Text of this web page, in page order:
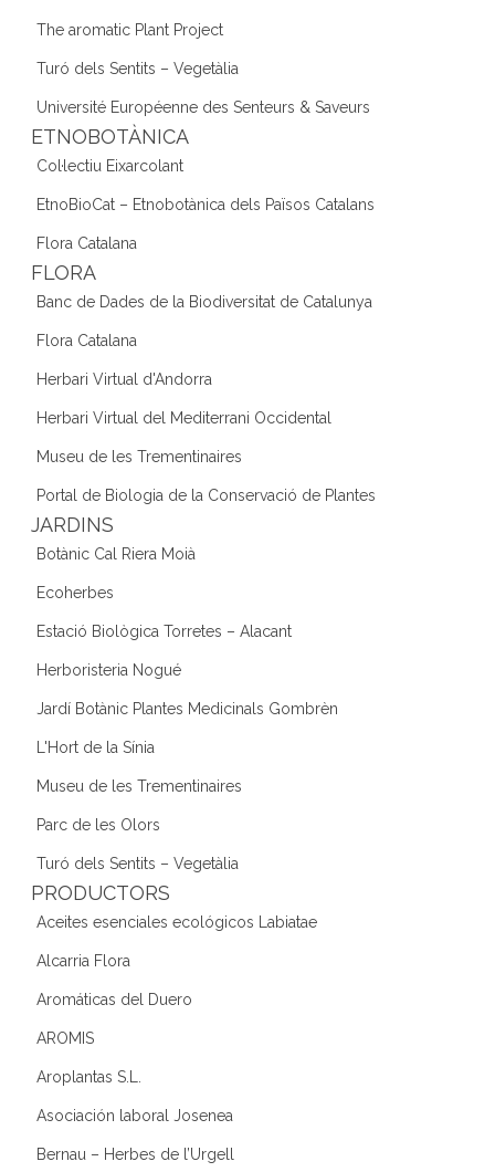
The aromatic Plant Project
Turó dels Sentits – Vegetàlia
Université Européenne des Senteurs & Saveurs
ETNOBOTÀNICA
Col·lectiu Eixarcolant
EtnoBioCat – Etnobotànica dels Països Catalans
Flora Catalana
FLORA
Banc de Dades de la Biodiversitat de Catalunya
Flora Catalana
Herbari Virtual d'Andorra
Herbari Virtual del Mediterrani Occidental
Museu de les Trementinaires
Portal de Biologia de la Conservació de Plantes
JARDINS
Botànic Cal Riera Moià
Ecoherbes
Estació Biològica Torretes – Alacant
Herboristeria Nogué
Jardí Botànic Plantes Medicinals Gombrèn
L'Hort de la Sínia
Museu de les Trementinaires
Parc de les Olors
Turó dels Sentits – Vegetàlia
PRODUCTORS
Aceites esenciales ecológicos Labiatae
Alcarria Flora
Aromáticas del Duero
AROMIS
Aroplantas S.L.
Asociación laboral Josenea
Bernau – Herbes de l’Urgell